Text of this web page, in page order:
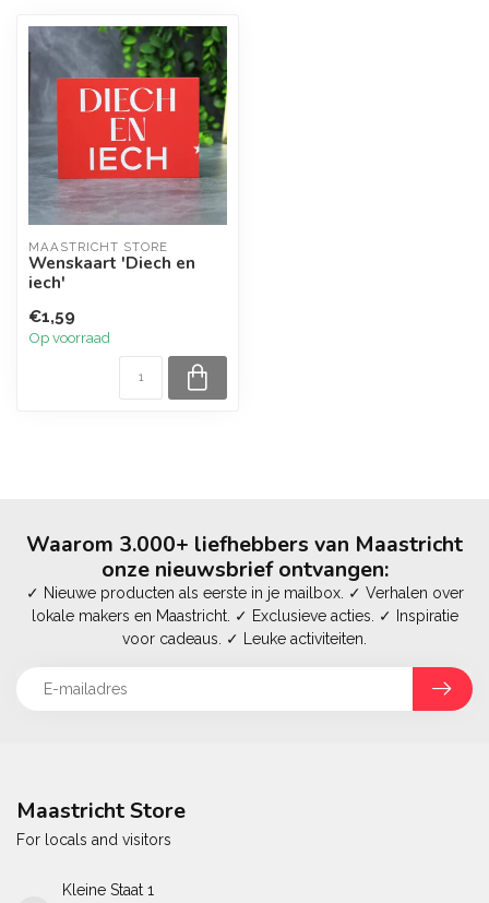
MAASTRICHT STORE
Wenskaart 'Diech en
iech'
€1,59
Op voorraad
Waarom 3.000+ liefhebbers van Maastricht
onze nieuwsbrief ontvangen:
✓ Nieuwe producten als eerste in je mailbox. ✓ Verhalen over
lokale makers en Maastricht. ✓ Exclusieve acties. ✓ Inspiratie
voor cadeaus. ✓ Leuke activiteiten.
Maastricht Store
For locals and visitors
Kleine Staat 1